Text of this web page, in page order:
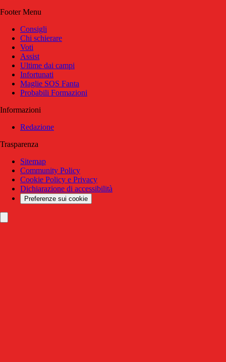
Footer Menu
Consigli
Chi schierare
Voti
Assist
Ultime dai campi
Infortunati
Maglie SOS Fanta
Probabili Formazioni
Informazioni
Redazione
Trasparenza
Sitemap
Community Policy
Cookie Policy e Privacy
Dichiarazione di accessibilità
Preferenze sui cookie